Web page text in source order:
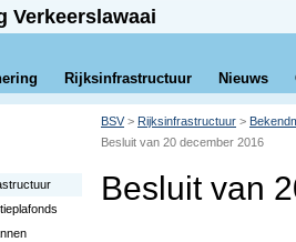
Verkeerslawaai
Rijksinfrastructuur Nieuws
BSV> Rijksinfrastructuur >
Besluit van 20 december 2016
Besluit van